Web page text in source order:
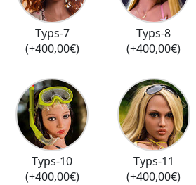
Typs-7
(+400,00€)
Typs-8
(+400,00€)
Typs-10
(+400,00€)
Typs-11
(+400,00€)